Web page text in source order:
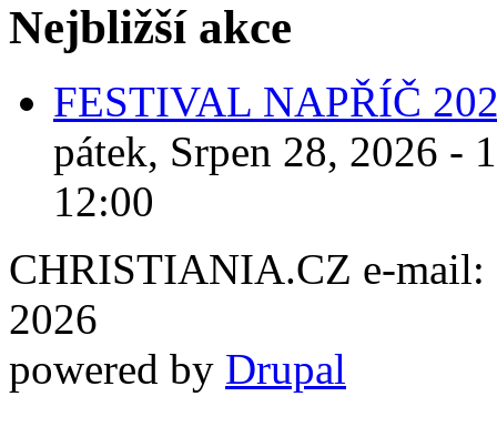
Nejbližší akce
FESTIVAL NAPŘÍČ
pátek, Srpen 28, 2026 -
12:00
CHRISTIANIA.CZ e-mail:
2026
powered by Drupal